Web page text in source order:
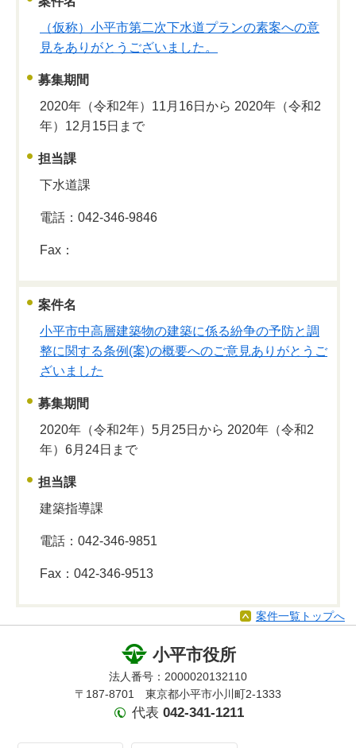
（仮称）小平市第二次下水道プランの素案への意
見をありがとうございました。
募集期間
2020年（令和2年）11月16日から 2020年（令和2
年）12月15日まで
担当課
下水道課
電話：042-346-9846
Fax：
案件名
小平市中高層建築物の建築に係る紛争の予防と調
整に関する条例(案)の概要へのご意見ありがとうご
ざいました
募集期間
2020年（令和2年）5月25日から 2020年（令和2
年）6月24日まで
担当課
建築指導課
電話：042-346-9851
Fax：042-346-9513
案件一覧トップへ
小平市役所
法人番号：2000020132110
〒187-8701 東京都小平市小川町2-1333
代表 042-341-1211